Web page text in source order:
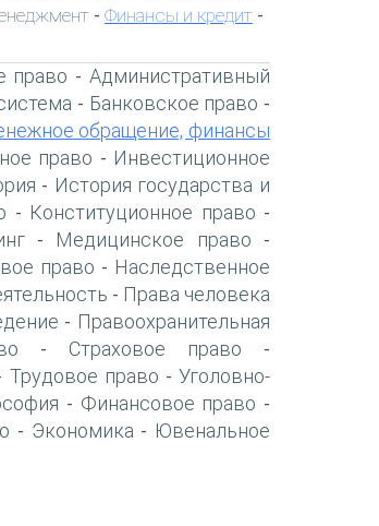
- Финансы и кредит -
право -Административный
- Банковское право -
обращение, финансы
право - Инвестиционное
- История государства и
- Конституционное право -
- Медицинское право -
право - Наследственное
- Права человека
- Правоохранительная
- Страховое право -
Трудовое право -Уголовно-
- Финансовое право -
- Экономика - Ювенальное